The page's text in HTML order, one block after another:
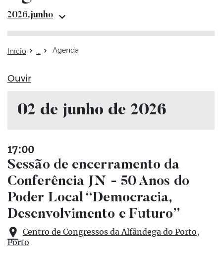
2026,junho
Início Agenda
Ouvir
02 de junho de 2026
17:00
Sessão de encerramento da
Conferência JN - 50 Anos do
Poder Local “Democracia,
Desenvolvimento e Futuro”
Centro de Congressos da Alfândega do Porto,
Porto